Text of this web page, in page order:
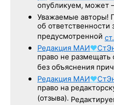
опубликуем, может
Уважаемые авторы!
об ответственности
предусмотренной
Редакция МАИ♥
право не размещать
без объяснения
Редакция МАИ♥
право на
(отзыва).